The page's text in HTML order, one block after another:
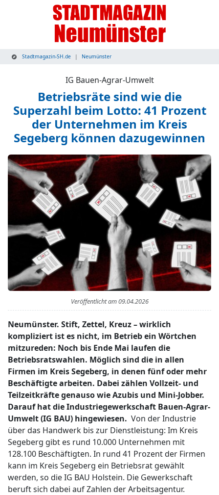
Stadtmagazin-SH.de Neumünster
IG Bauen-Agrar-Umwelt
Betriebsräte sind wie die
Superzahl beim Lotto: 41 Prozent
der Unternehmen im Kreis
Segeberg können dazugewinnen
Veröffentlicht am09.04.2026
Neumünster. Stift, Zettel, Kreuz – wirklich
kompliziert ist es nicht, im Betrieb ein Wörtchen
mitzureden: Noch bis Ende Mai laufen die
Betriebsratswahlen. Möglich sind die in allen
Firmen im Kreis Segeberg, in denen fünf oder mehr
Beschäftigte arbeiten. Dabei zählen Vollzeit- und
Teilzeitkräfte genauso wie Azubis und Mini-Jobber.
Darauf hat die Industriegewerkschaft Bauen-Agrar-
Umwelt (IG BAU) hingewiesen. Von der Industrie
über das Handwerk bis zur Dienstleistung: Im Kreis
Segeberg gibt es rund 10.000 Unternehmen mit
128.100 Beschäftigten. In rund 41 Prozent der Firmen
kann im Kreis Segeberg ein Betriebsrat gewählt
werden, so die IG BAU Holstein. Die Gewerkschaft
beruft sich dabei auf Zahlen der Arbeitsagentur.